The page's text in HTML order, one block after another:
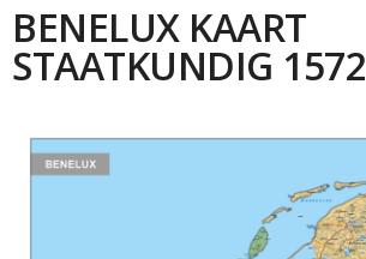
BENELUX KAART
STAATKUNDIG 1572